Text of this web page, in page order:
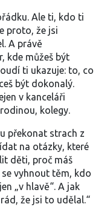
Ale ti, kdo ti
proto, že jsi
A právě
kde můžeš být
ti ukazuje: to, co
být dokonalý.
v kanceláři
kolegy.
překonat strach z
na otázky, které
děti, proč máš
se vyhnout těm, kdo
„v hlavě“. A jak
že jsi to udělal.“